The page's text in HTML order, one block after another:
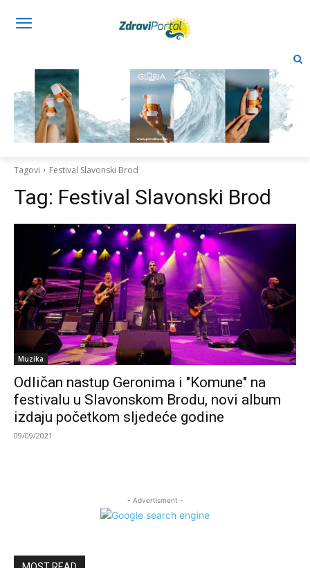
Tagovi Festival Slavonski Brod
Tag: Festival Slavonski Brod
Muzika
Odličan nastup Geronima i "Komune" na
festivalu u Slavonskom Brodu, novi album
izdaju početkom sljedeće godine
09/09/2021
- Advertisment -